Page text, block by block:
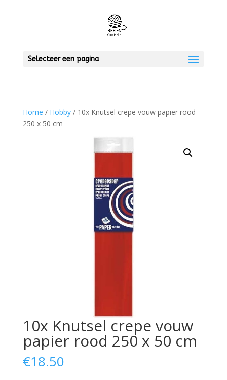
Selecteer een pagina
Home / Hobby/ 10x Knutsel crepe vouw papier rood
250 x 50 cm
10x Knutsel crepe vouw
papier rood 250 x 50 cm
€18.50